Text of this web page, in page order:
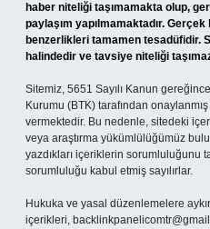
haber niteliği taşımamakta olup,
paylaşım yapılmamaktadır.
benzerlikleri tamamen tesadüfidir.
halindedir ve tavsiye niteliği
Sitemiz, 5651 Sayılı Kanun
Kurumu (BTK) tarafından
vermektedir. Bu nedenle, sitedeki
veya araştırma yükümlülüğümüz
yazdıkları içeriklerin sorumluluğunu
sorumluluğu kabul etmiş sayılırlar.
Hukuka ve yasal düzenlemelere
içerikleri,